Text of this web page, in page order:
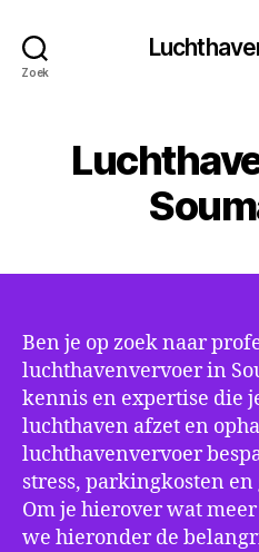
Zoek
Ben je op zoek naar
luchthavenvervoer in
kennis en expertise die
luchthaven afzet en
luchthavenvervoer
stress, parkingkosten en
Om je hierover wat
we hieronder de